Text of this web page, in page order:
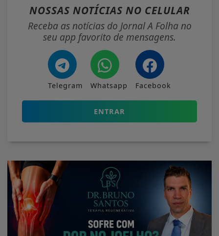
NOSSAS NOTÍCIAS NO CELULAR
Receba as notícias do Jornal A Folha no
seu app favorito de mensagens.
Telegram Whatsapp Facebook
ENTRAR